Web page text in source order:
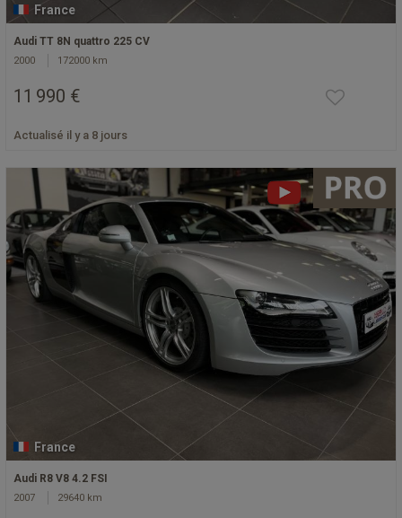
France
Audi TT 8N quattro 225 CV
2000 172000 km
11 990 €
Actualisé il y a 8 jours
France
Audi R8 V8 4.2 FSI
2007 29640 km